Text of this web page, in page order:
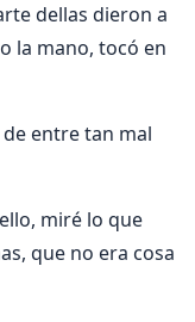
dellas dieron a
la mano, tocó en
entre tan mal
miré lo que
que no era cosa